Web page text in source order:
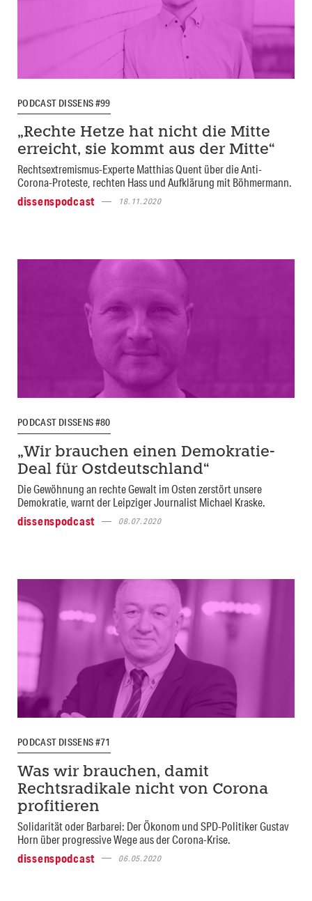
PODCAST DISSENS #99
„Rechte Hetze hat nicht die Mitte
erreicht, sie kommt aus der Mitte“
Rechtsextremismus-Experte Matthias Quent über die Anti-
Corona-Proteste, rechten Hass und Aufklärung mit Böhmermann.
dissenspodcast
18.11.2020
PODCAST DISSENS #80
„Wir brauchen einen Demokratie-
Deal für Ostdeutschland“
Die Gewöhnung an rechte Gewalt im Osten zerstört unsere
Demokratie, warnt der Leipziger Journalist Michael Kraske.
dissenspodcast
08.07.2020
PODCAST DISSENS #71
Was wir brauchen, damit
Rechtsradikale nicht von Corona
profitieren
Solidarität oder Barbarei: Der Ökonom und SPD-Politiker Gustav
Horn über progressive Wege aus der Corona-Krise.
dissenspodcast
06.05.2020